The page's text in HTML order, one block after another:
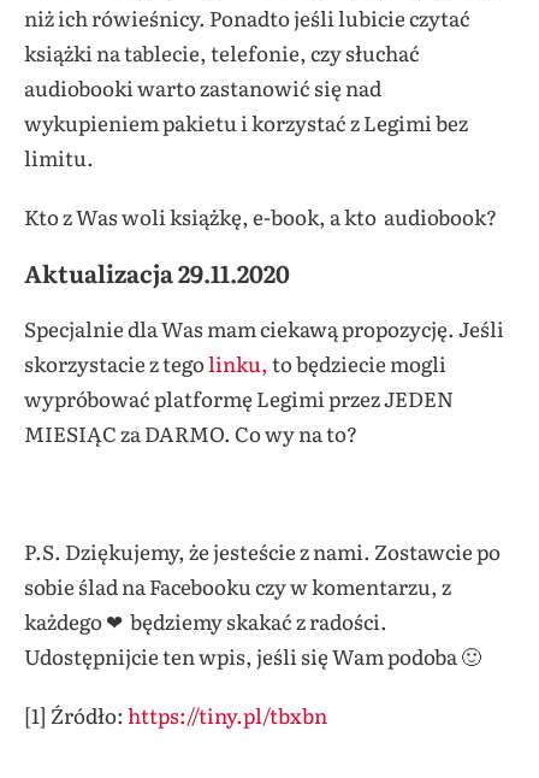
niż ich rówieśnicy. Ponadto jeśli lubicie czytać
książki na tablecie, telefonie, czy słuchać
audiobooki warto zastanowić się nad
wykupieniem pakietu i korzystać z Legimi bez
limitu.
Kto z Was woli książkę, e-book, a kto audiobook?
Aktualizacja 29.11.2020
Specjalnie dla Was mam ciekawą propozycję. Jeśli
skorzystacie z tegolinku,to będziecie mogli
wypróbować platformę Legimi przez JEDEN
MIESIĄC za DARMO. Co wy na to?
P.S. Dziękujemy, że jesteście z nami. Zostawcie po
sobie ślad na Facebooku czy w komentarzu, z
każdego ❤ będziemy skakać z radości.
Udostępnijcie ten wpis, jeśli się Wam podoba 🙂
[1] Źródło: https://tiny.pl/tbxbn